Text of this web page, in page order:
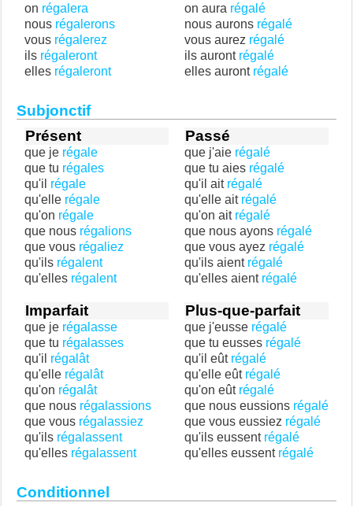
on régalera
nous régalerons
vous régalerez
ils régaleront
elles régaleront
on aura régalé
nous aurons régalé
vous aurez régalé
ils auront régalé
elles auront régalé
Subjonctif
Présent
que je régale
que tu régales
qu'il régale
qu'elle régale
qu'on régale
que nous régalions
que vous régaliez
qu'ils régalent
qu'elles régalent
Passé
que j'aie régalé
que tu aies régalé
qu'il ait régalé
qu'elle ait régalé
qu'on ait régalé
que nous ayons régalé
que vous ayez régalé
qu'ils aient régalé
qu'elles aient régalé
Imparfait
que je régalasse
que tu régalasses
qu'il régalât
qu'elle régalât
qu'on régalât
que nous régalassions
que vous régalassiez
qu'ils régalassent
qu'elles régalassent
Plus-que-parfait
que j'eusse régalé
que tu eusses régalé
qu'il eût régalé
qu'elle eût régalé
qu'on eût régalé
que nous eussions régalé
que vous eussiez régalé
qu'ils eussent régalé
qu'elles eussent régalé
Conditionnel